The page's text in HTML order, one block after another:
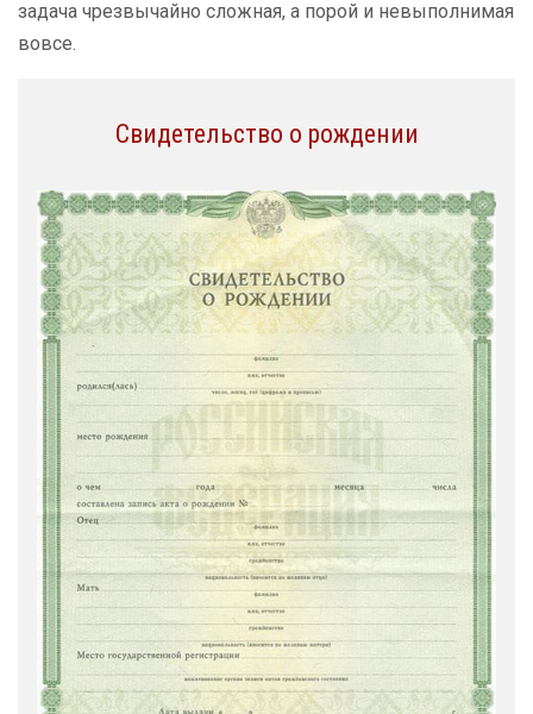
задача чрезвычайно сложная, а порой и невыполнимая
вовсе.
Свидетельство о рождении